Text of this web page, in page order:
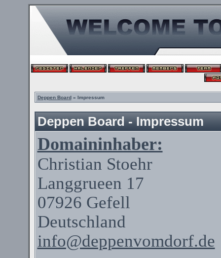
Deppen Board» Impressum
Deppen Board - Impressum
Domaininhaber:
Christian Stoehr
Langgrueen 17
07926 Gefell
Deutschland
info@deppenvomdorf.de